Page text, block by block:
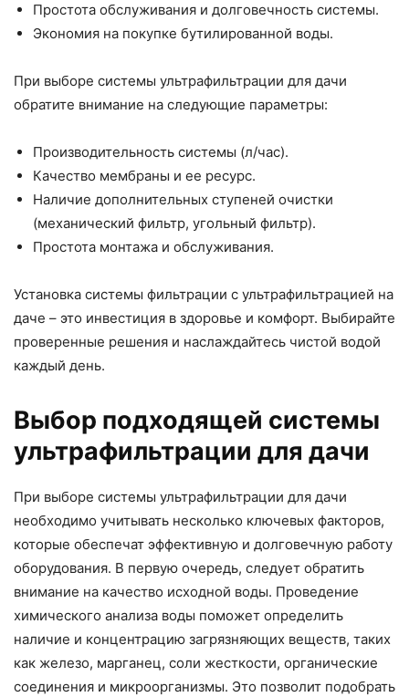
Простота обслуживания и долговечность системы.
Экономия на покупке бутилированной воды.
При выборе системы ультрафильтрации для дачи
обратите внимание на следующие параметры:
Производительность системы (л/час).
Качество мембраны и ее ресурс.
Наличие дополнительных ступеней очистки
(механический фильтр, угольный фильтр).
Простота монтажа и обслуживания.
Установка системы фильтрации с ультрафильтрацией на
даче – это инвестиция в здоровье и комфорт. Выбирайте
проверенные решения и наслаждайтесь чистой водой
каждый день.
Выбор подходящей системы
ультрафильтрации для дачи
При выборе системы ультрафильтрации для дачи
необходимо учитывать несколько ключевых факторов,
которые обеспечат эффективную и долговечную работу
оборудования. В первую очередь, следует обратить
внимание на качество исходной воды. Проведение
химического анализа воды поможет определить
наличие и концентрацию загрязняющих веществ, таких
как железо, марганец, соли жесткости, органические
соединения и микроорганизмы. Это позволит подобрать